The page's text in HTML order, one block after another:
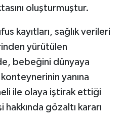
oluşturmuştur.
kayıtları, sağlık verileri
yürütülen
bebeğini dünyaya
yanına
ile olaya iştirak ettiği
gözaltı kararı